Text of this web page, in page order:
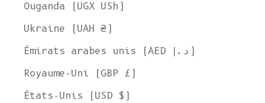
Ouganda (UGX USh)
Ukraine (UAH ₴)
Émirats arabes unis (AED د.إ)
Royaume-Uni (GBP £)
États-Unis (USD $)